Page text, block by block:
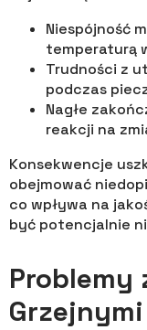
Niespójność
temperaturą
Trudności z
podczas
Nagłe
reakcji na
Konsekwencje
obejmować
co wpływa na
być potencjalnie
Problemy
Grzejnymi